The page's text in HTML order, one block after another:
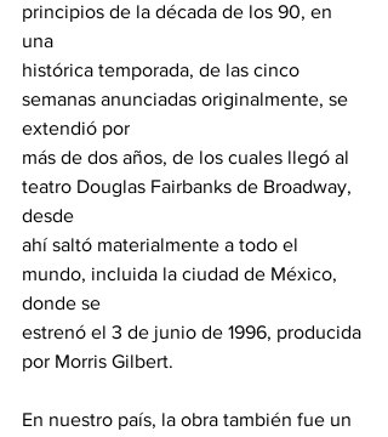
principios de la década de los 90, en
una
histórica temporada, de las cinco
semanas anunciadas originalmente, se
extendió por
más de dos años, de los cuales llegó al
teatro Douglas Fairbanks de Broadway,
desde
ahí saltó materialmente a todo el
mundo, incluida la ciudad de México,
donde se
estrenó el 3 de junio de 1996, producida
por Morris Gilbert.
En nuestro país, la obra también fue un